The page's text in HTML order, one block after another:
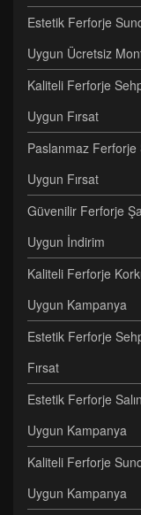
Estetik Ferforje
Uygun Ücretsiz
Kaliteli Ferforje
Uygun Fırsat
Paslanmaz Ferforje
Uygun Fırsat
Güvenilir Ferforje
Uygun İndirim
Kaliteli Ferforje
Uygun Kampanya
Estetik Ferforje
Fırsat
Estetik Ferforje
Uygun Kampanya
Kaliteli Ferforje
Uygun Kampanya